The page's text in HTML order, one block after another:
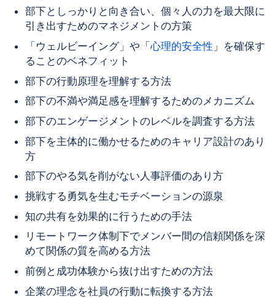
部下としっかりと向き合い、個々人の力を最大限に
引き出すためのマネジメントの方策
「ウェルビーイング」や「心理的安全性 」を確保す
ることのベネフィット
部下の行動原理を理解する方法
部下の不満や満足感を理解するためのメカニズム
部下のエンゲージメントのレベルを調査する方法
部下を主体的に働かせるためのキャリア設計のあり
方
部下のやる気を削がない人事評価のあり方
挑戦する勇気を生むモチベーションの源泉
知の共有を効果的に行うための手法
リモートワーク体制下でメンバー間の信頼関係を深
めて関係の質を高める方法
前例と成功体験から抜け出すための方法
企業の理念を社員の行動に転換する方法